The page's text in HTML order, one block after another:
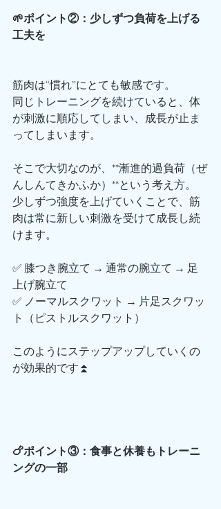
🌱ポイント②：少しずつ負荷を上げる
工夫を
筋肉は“慣れ”にとても敏感です。
同じトレーニングを続けていると、体
が刺激に順応してしまい、成長が止ま
ってしまいます。
そこで大切なのが、**漸進的過負荷（ぜ
んしんてきかふか）**という考え方。
少しずつ強度を上げていくことで、筋
肉は常に新しい刺激を受けて成長し続
けます。
✅ 膝つき腕立て → 通常の腕立て → 足
上げ腕立て
✅ ノーマルスクワット → 片足スクワッ
ト（ピストルスクワット）
このようにステップアップしていくの
が効果的です⏫
🍗ポイント③：食事と休養もトレーニ
ングの一部